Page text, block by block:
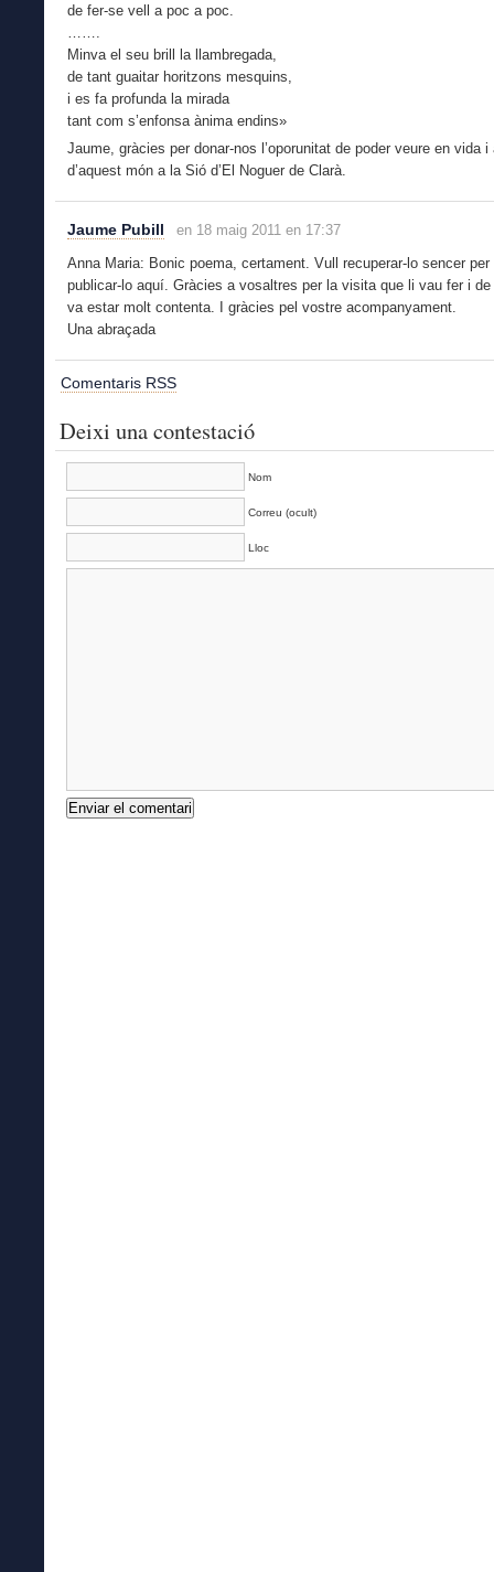
de fer-se vell a poc a poc.
Minva el seu brill la llambregada,
de tant guaitar horitzons mesquins,
i es fa profunda la mirada
tant com s’enfonsa ànima endins»
Jaume, gràcies per donar-nos l’oporunitat de poder veure en vida i
d’aquest món a la Sió d’El Noguer de Clarà.
Jaume Pubill
en 18 maig 2011 en 17:37
Anna Maria: Bonic poema, certament. Vull recuperar-lo sencer per
publicar-lo aquí. Gràcies a vosaltres per la visita que li vau fer i de
va estar molt contenta. I gràcies pel vostre acompanyament.
Una abraçada
Comentaris RSS
Deixi una contestació
Nom
Correu (ocult)
Lloc